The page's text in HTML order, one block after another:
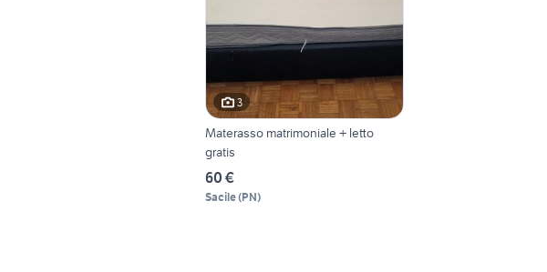
3
Materasso matrimoniale + letto
gratis
60 €
Sacile(PN)